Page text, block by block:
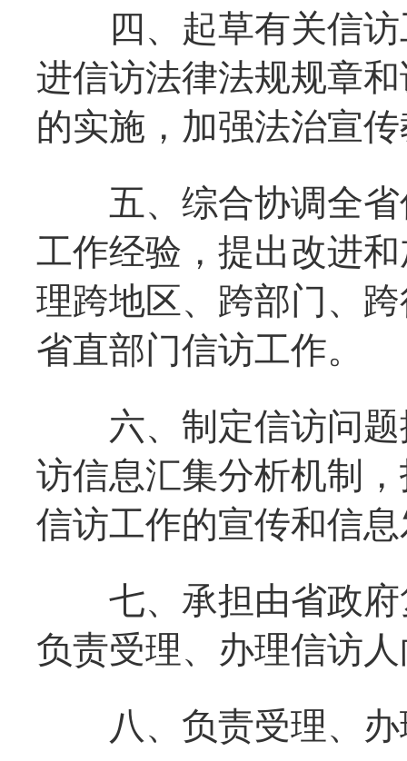
四、起草有关信访
进信访法律法规规章
的实施，加强法治宣
五、综合协调全省
工作经验，提出改进
理跨地区、跨部门、
省直部门信访工作。
六、制定信访问题
访信息汇集分析机制
信访工作的宣传和信
七、承担由省政府
负责受理、办理信访
八、负责受理、办